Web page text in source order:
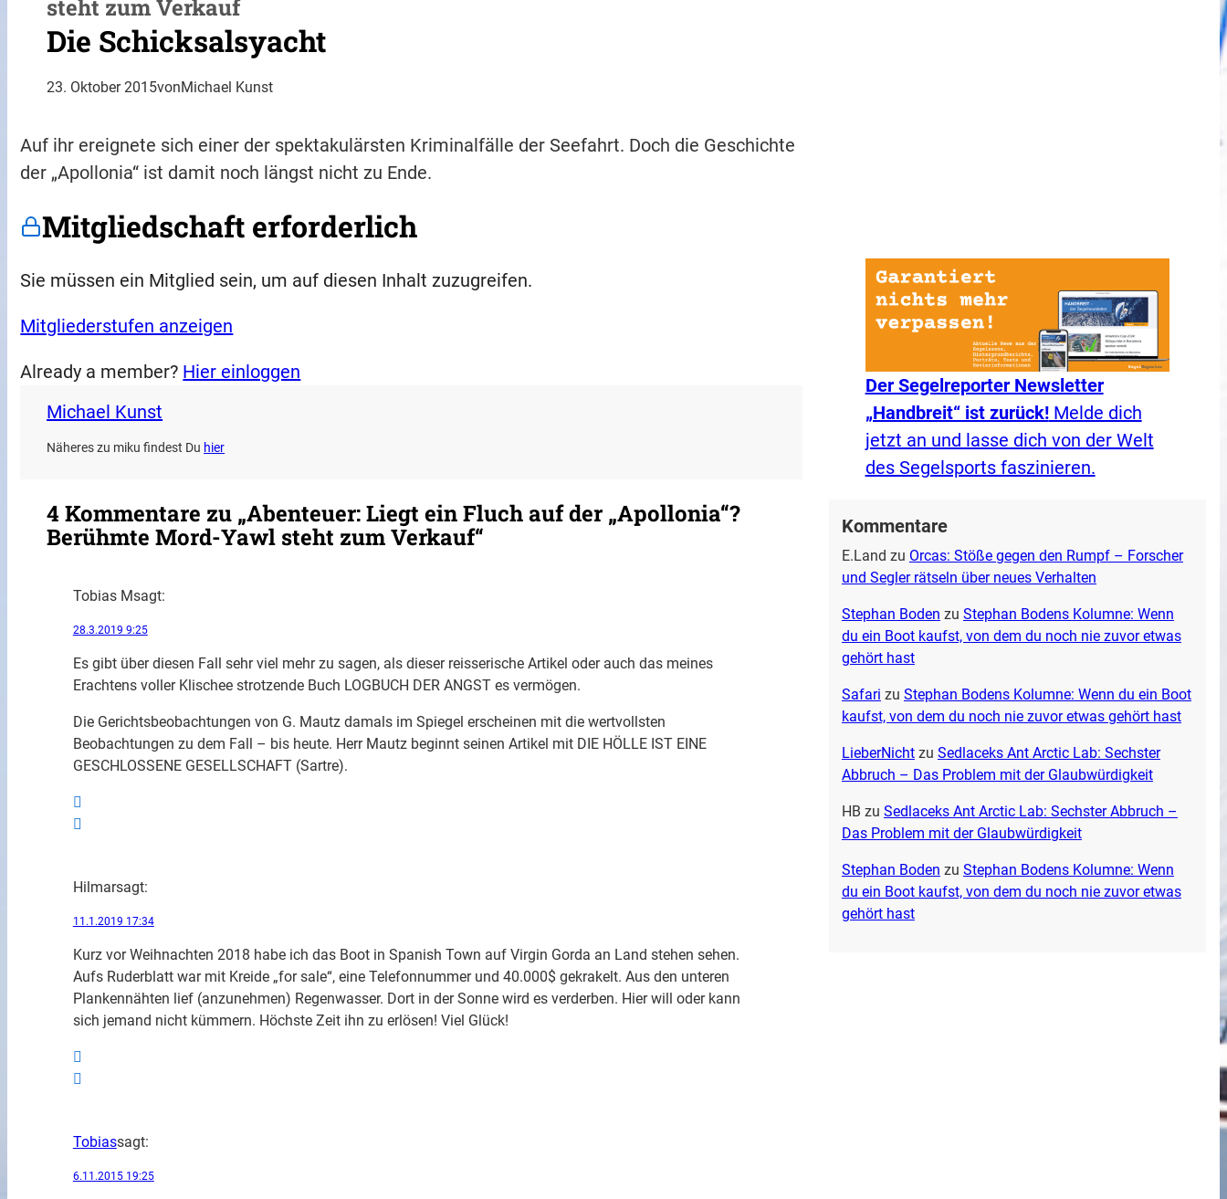
steht zum Verkauf
Die Schicksalsyacht
23. Oktober 2015vonMichael Kunst
Auf ihr ereignete sich einer der spektakulärsten Kriminalfälle der Seefahrt. Doch die Geschichte
der „Apollonia“ ist damit noch längst nicht zu Ende.
Mitgliedschaft erforderlich
Sie müssen ein Mitglied sein, um auf diesen Inhalt zuzugreifen.
Mitgliederstufen anzeigen
Already a member? Hier einloggen
Michael Kunst
Näheres zu miku findest Du hier
4 Kommentare zu „Abenteuer: Liegt ein Fluch auf der „Apollonia“?
Berühmte Mord-Yawl steht zum Verkauf“
Tobias Msagt:
28.3.2019 9:25
Es gibt über diesen Fall sehr viel mehr zu sagen, als dieser reisserische Artikel oder auch das meines
Erachtens voller Klischee strotzende Buch LOGBUCH DER ANGST es vermögen.
Die Gerichtsbeobachtungen von G. Mautz damals im Spiegel erscheinen mit die wertvollsten
Beobachtungen zu dem Fall – bis heute. Herr Mautz beginnt seinen Artikel mit DIE HÖLLE IST EINE
GESCHLOSSENE GESELLSCHAFT (Sartre).
Hilmarsagt:
11.1.2019 17:34
Kurz vor Weihnachten 2018 habe ich das Boot in Spanish Town auf Virgin Gorda an Land stehen sehen.
Aufs Ruderblatt war mit Kreide „for sale“, eine Telefonnummer und 40.000$ gekrakelt. Aus den unteren
Plankennähten lief (anzunehmen) Regenwasser. Dort in der Sonne wird es verderben. Hier will oder kann
sich jemand nicht kümmern. Höchste Zeit ihn zu erlösen! Viel Glück!
Tobiassagt:
6.11.2015 19:25
Der Segelreporter Newsletter
„Handbreit“ ist zurück!Melde dich
jetzt an und lasse dich von der Welt
des Segelsports faszinieren.
Kommentare
E.Land zu Orcas: Stöße gegen den Rumpf – Forscher
und Segler rätseln über neues Verhalten
Stephan Boden zu Stephan Bodens Kolumne: Wenn
du ein Boot kaufst, von dem du noch nie zuvor etwas
gehört hast
Safari zu Stephan Bodens Kolumne: Wenn du ein Boot
kaufst, von dem du noch nie zuvor etwas gehört hast
LieberNichtzu Sedlaceks Ant Arctic Lab: Sechster
Abbruch – Das Problem mit der Glaubwürdigkeit
HB zu Sedlaceks Ant Arctic Lab: Sechster Abbruch –
Das Problem mit der Glaubwürdigkeit
Stephan Boden zu Stephan Bodens Kolumne: Wenn
du ein Boot kaufst, von dem du noch nie zuvor etwas
gehört hast